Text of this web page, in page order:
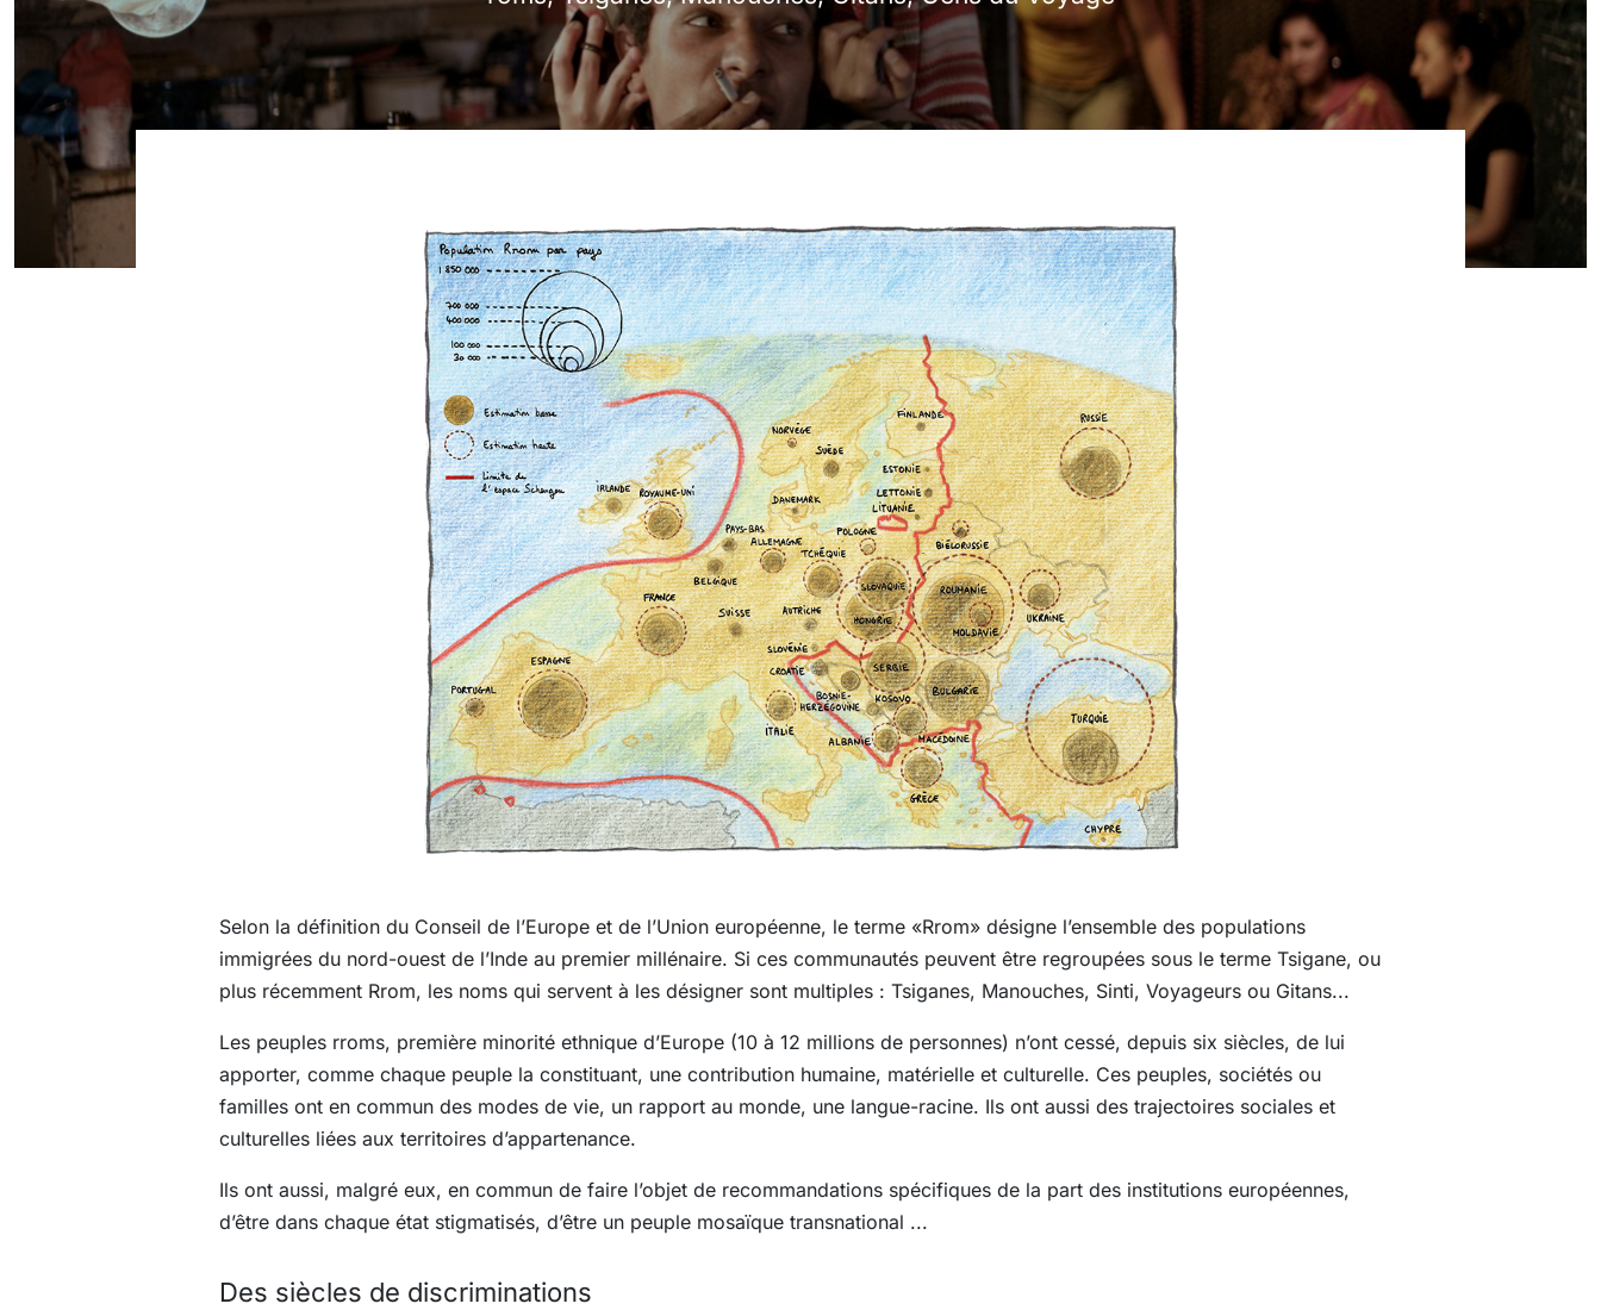
Selon la définition du Conseil de l’Europe et de l’Union européenne, le terme «Rrom» désigne l’ensemble des populations
immigrées du nord-ouest de l’Inde au premier millénaire. Si ces communautés peuvent être regroupées sous le terme Tsigane, ou
plus récemment Rrom, les noms qui servent à les désigner sont multiples : Tsiganes, Manouches, Sinti, Voyageurs ou Gitans...
Les peuples rroms, première minorité ethnique d’Europe (10 à 12 millions de personnes) n’ont cessé, depuis six siècles, de lui
apporter, comme chaque peuple la constituant, une contribution humaine, matérielle et culturelle. Ces peuples, sociétés ou
familles ont en commun des modes de vie, un rapport au monde, une langue-racine. Ils ont aussi des trajectoires sociales et
culturelles liées aux territoires d’appartenance.
Ils ont aussi, malgré eux, en commun de faire l’objet de recommandations spécifiques de la part des institutions européennes,
d’être dans chaque état stigmatisés, d’être un peuple mosaïque transnational ...
Des siècles de discriminations